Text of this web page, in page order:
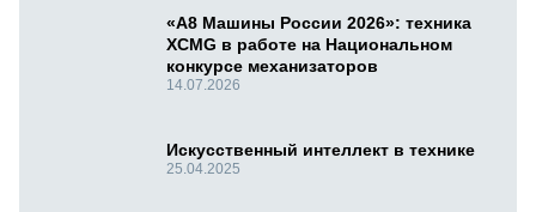
«А8 Машины России 2026»: техника
XCMG в работе на Национальном
конкурсе механизаторов
14.07.2026
Искусственный интеллект в технике
25.04.2025